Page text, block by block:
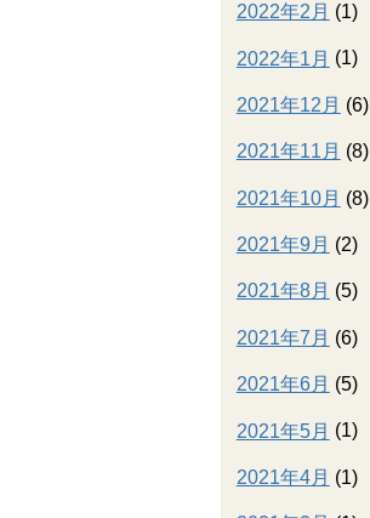
2022年2月 (1)
2022年1月 (1)
2021年12月 (6)
2021年11月 (8)
2021年10月 (8)
2021年9月 (2)
2021年8月 (5)
2021年7月 (6)
2021年6月 (5)
2021年5月 (1)
2021年4月 (1)